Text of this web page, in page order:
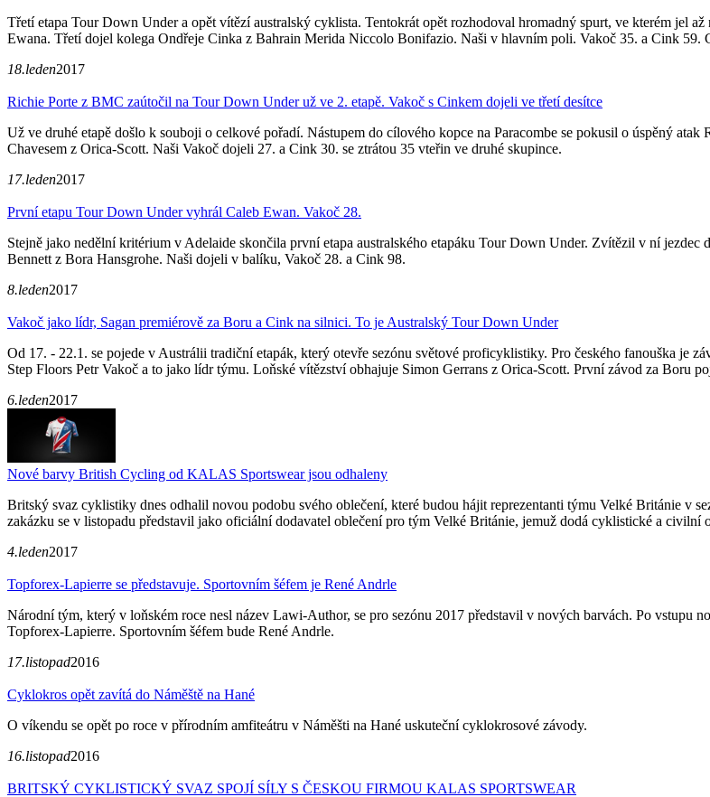
Třetí etapa Tour Down Under a opět vítězí australský cyklista. Tentokrát opět rozhodoval hromadný spurt, ve kterém jel
Ewana. Třetí dojel kolega Ondřeje Cinka z Bahrain Merida Niccolo Bonifazio. Naši v hlavním poli. Vakoč 35. a Cink 59.
18.leden2017
Richie Porte z BMC zaútočil na Tour Down Under už ve 2. etapě. Vakoč s Cinkem dojeli ve třetí desítce
Už ve druhé etapě došlo k souboji o celkové pořadí. Nástupem do cílového kopce na Paracombe se pokusil o úspěný
Chavesem z Orica-Scott. Naši Vakoč dojeli 27. a Cink 30. se ztrátou 35 vteřin ve druhé skupince.
17.leden2017
První etapu Tour Down Under vyhrál Caleb Ewan. Vakoč 28.
Stejně jako nedělní kritérium v Adelaide skončila první etapa australského etapáku Tour Down Under. Zvítězil v ní
Bennett z Bora Hansgrohe. Naši dojeli v balíku, Vakoč 28. a Cink 98.
8.leden2017
Vakoč jako lídr, Sagan premiérově za Boru a Cink na silnici. To je Australský Tour Down Under
Od 17. - 22.1. se pojede v Austrálii tradiční etapák, který otevře sezónu světové proficyklistiky. Pro českého fanouška je
Step Floors Petr Vakoč a to jako lídr týmu. Loňské vítězství obhajuje Simon Gerrans z Orica-Scott. První závod za Boru
6.leden2017
Nové barvy British Cycling od KALAS Sportswear jsou odhaleny
Britský svaz cyklistiky dnes odhalil novou podobu svého oblečení, které budou hájit reprezentanti týmu Velké Británie v
zakázku se v listopadu představil jako oficiální dodavatel oblečení pro tým Velké Británie, jemuž dodá cyklistické a civilní
4.leden2017
Topforex-Lapierre se představuje. Sportovním šéfem je René Andrle
Národní tým, který v loňském roce nesl název Lawi-Author, se pro sezónu 2017 představil v nových barvách. Po vstupu
Topforex-Lapierre. Sportovním šéfem bude René Andrle.
17.listopad2016
Cyklokros opět zavítá do Náměště na Hané
O víkendu se opět po roce v přírodním amfiteátru v Náměšti na Hané uskuteční cyklokrosové závody.
16.listopad2016
BRITSKÝ CYKLISTICKÝ SVAZ SPOJÍ SÍLY S ČESKOU FIRMOU KALAS SPORTSWEAR